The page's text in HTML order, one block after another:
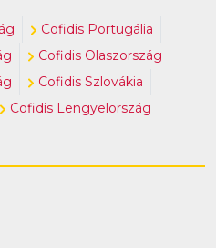
Cofidis Portugália
Cofidis Olaszország
Cofidis Szlovákia
Cofidis Lengyelország